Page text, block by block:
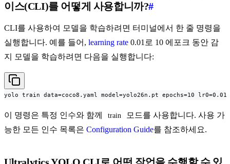
이스(CLI)를 어떻게 사용합니까?#
CLI를 사용하여 모델을 학습하려면 터미널에서 한 줄 명령을
실행합니다. 예를 들어, learning rate 0.01로 10 에포크 동안 감
지 모델을 학습하려면 다음을 실행합니다:
yolo train data=coco8.yaml model=yolo26n.pt epochs=10 lr0=0.01
이 명령은 특정 인수와 함께 train
모드를 사용합니다. 사용 가
능한 모든 인수 목록은 Configuration Guide를 참조하세요.